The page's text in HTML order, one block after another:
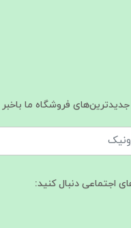
فروشگاه ما
اجتماعی دنبال کنید: